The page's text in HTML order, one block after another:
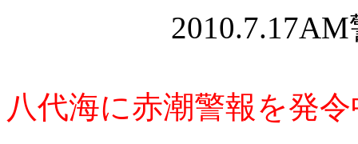
八代海に赤潮警報を発令